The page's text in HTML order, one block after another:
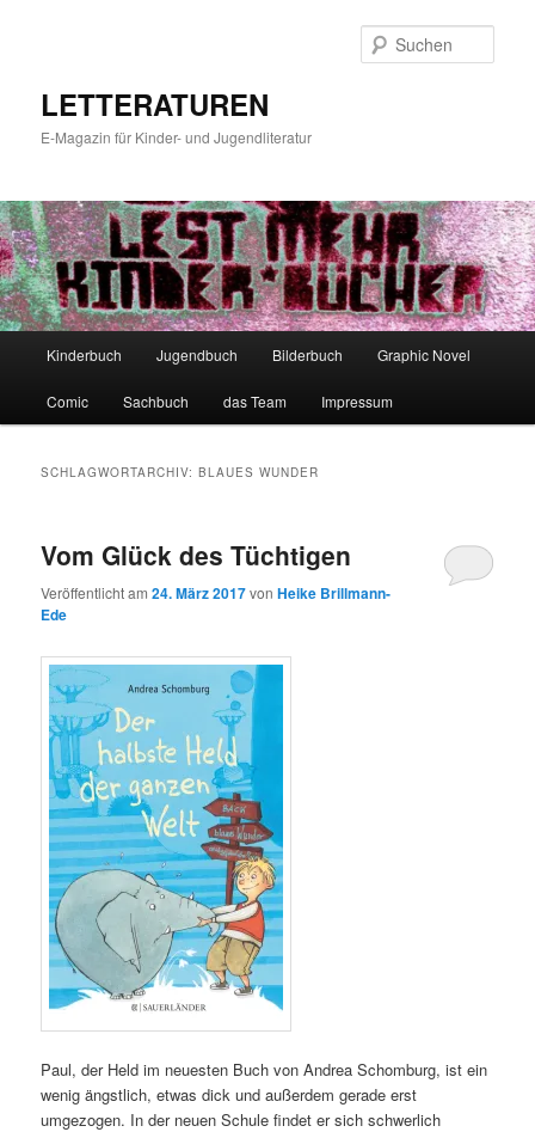
LETTERATUREN
E-Magazin für Kinder- und Jugendliteratur
Kinderbuch Jugendbuch Bilderbuch Graphic Novel
Comic Sachbuch das Team Impressum
SCHLAGWORTARCHIV:BLAUES WUNDER
Vom Glück des Tüchtigen
Veröffentlicht am24. März 2017vonHeike Brillmann-
Ede
Paul, der Held im neuesten Buch von Andrea Schomburg, ist ein
wenig ängstlich, etwas dick und außerdem gerade erst
umgezogen. In der neuen Schule findet er sich schwerlich